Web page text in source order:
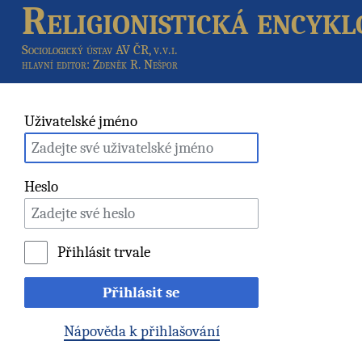
Religionistická
Sociologický ústav AV ČR, v.v.i.
hlavní editor: Zdeněk R. Nešpor
Uživatelské jméno
Heslo
Přihlásit trvale
Přihlásit se
Nápověda k přihlašování